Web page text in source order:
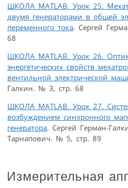
ШКОЛА MATLAB. Урок 25.
двумя генераторами в общей
переменного тока. Сергей
68
ШКОЛА MATLAB. Урок 26.
энергетических свойств
вентильной электрической
Галкин. № 3, стр. 68
ШКОЛА MATLAB. Урок 27.
возбуждением синхронного
генератора. Сергей Герман-
Тарнапович. № 5, стр. 89
Измерительная